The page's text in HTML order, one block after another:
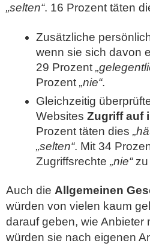
„selten“. 16 Prozent täten
Zusätzliche
wenn sie sich davon
29 Prozent
Prozent „nie“.
Gleichzeitig
Websites Zugriff auf
Prozent täten dies
„selten“. Mit 34
Zugriffsrechte „nie“zu
Auch die Allgemeinen
würden von vielen kaum
darauf geben, wie Anbieter
würden sie nach eigenen